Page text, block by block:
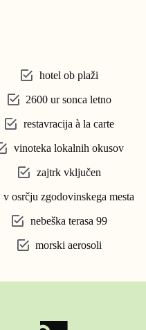
hotel ob plaži
2600 ur sonca letno
restavracija à la carte
vinoteka lokalnih okusov
zajtrk vključen
v osrčju zgodovinskega mesta
nebeška terasa 99
morski aerosoli